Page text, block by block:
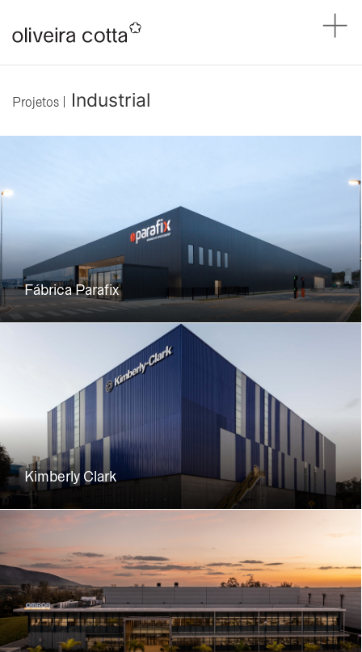
Projetos | Industrial
Fábrica Parafix
Kimberly Clark